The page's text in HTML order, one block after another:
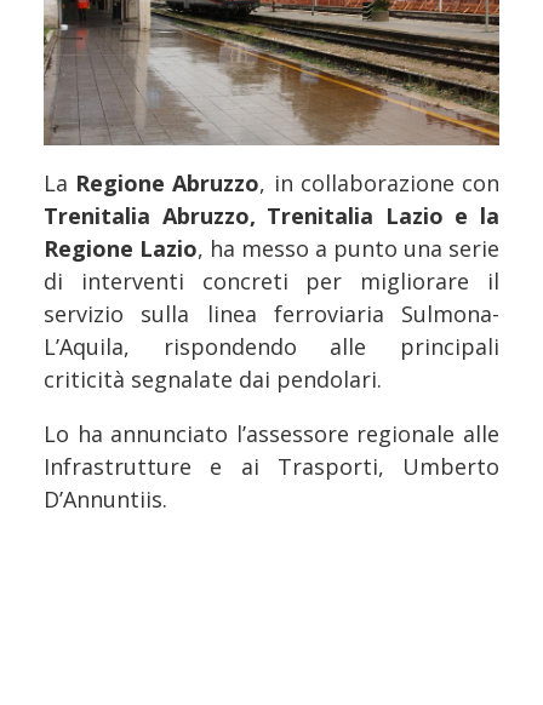
La Regione Abruzzo, in collaborazione con
Trenitalia Abruzzo, Trenitalia Lazio e la
Regione Lazio, ha messo a punto una serie
di interventi concreti per migliorare il
servizio sulla linea ferroviaria Sulmona-
L’Aquila, rispondendo alle principali
criticità segnalate dai pendolari.
Lo ha annunciato l’assessore regionale alle
Infrastrutture e ai Trasporti, Umberto
D’Annuntiis.